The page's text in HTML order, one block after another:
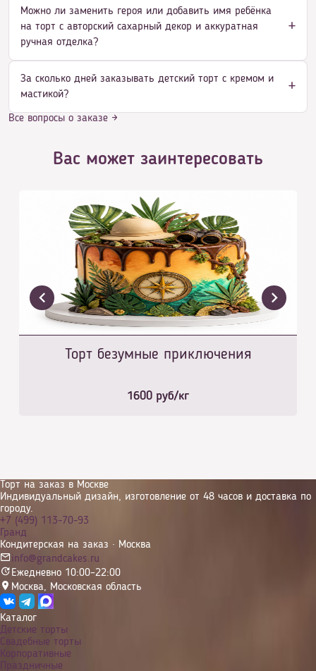
Можно ли заменить героя или добавить имя ребёнка
на торт с авторский сахарный декор и аккуратная
ручная отделка?
За сколько дней заказывать детский торт с кремом и
мастикой?
Все вопросы о заказе →
Вас может заинтересовать
Торт безумные приключения
1600 руб/кг
Торт на заказ в Москве
Индивидуальный дизайн, изготовление от 48 часов и доставка по
городу.
+7 (499) 113-70-93
Гранд
Кондитерская на заказ · Москва
info@grandcakes.ru
Ежедневно 10:00–22:00
Москва, Московская область
Каталог
Детские торты
Свадебные торты
Корпоративные
Праздничные